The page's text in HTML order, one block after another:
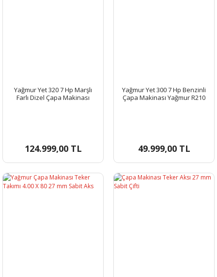
Yağmur Yet 320 7 Hp Marşlı
Farlı Dizel Çapa Makinası
124.999,00 TL
Yağmur Yet 300 7 Hp Benzinli
Çapa Makinası Yağmur R210
49.999,00 TL